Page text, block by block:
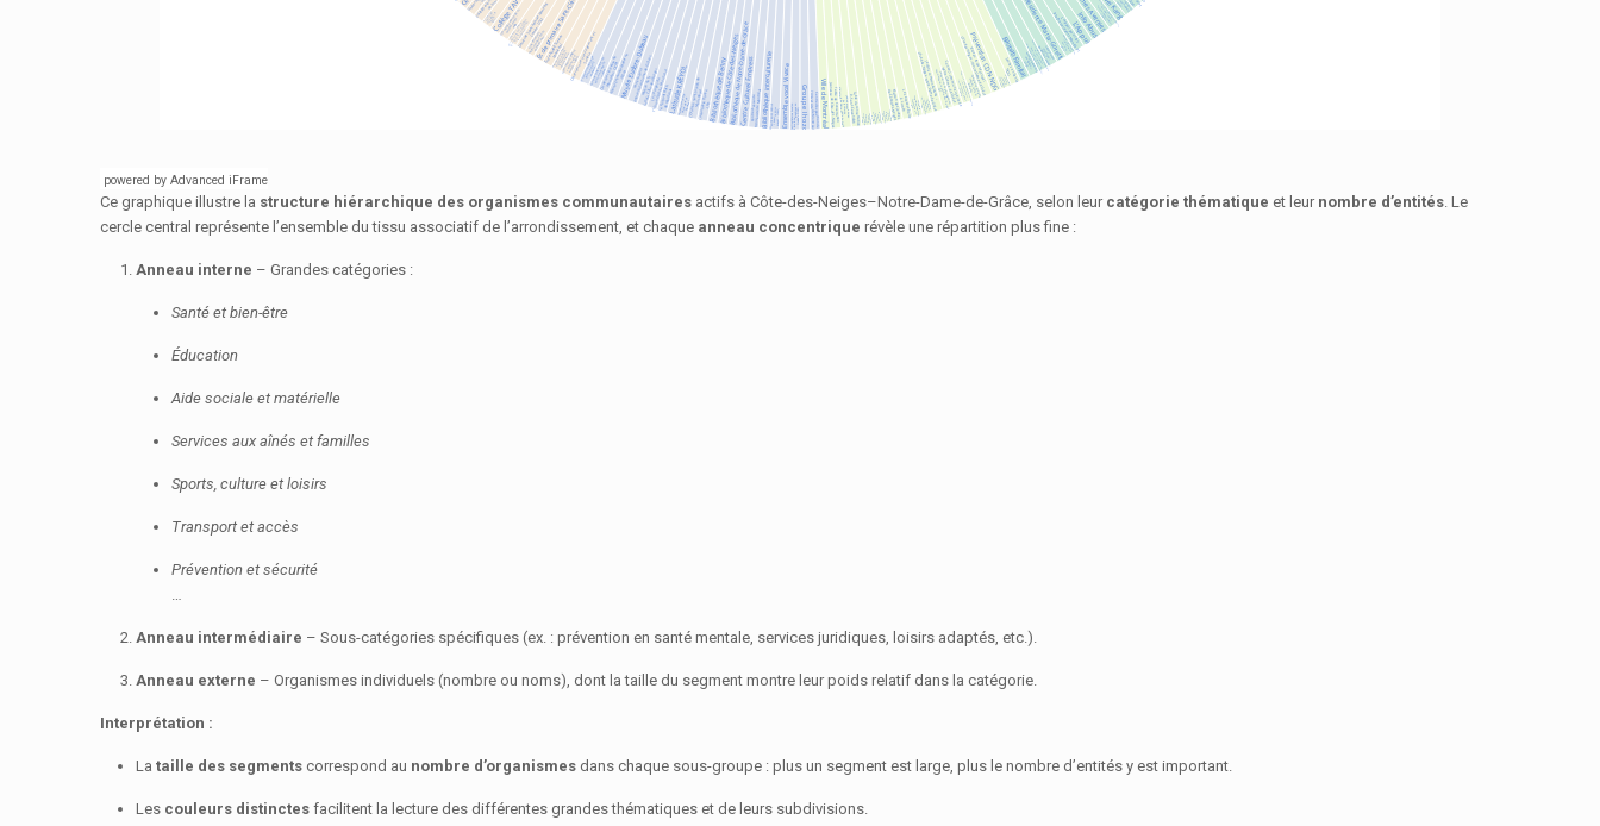
powered by Advanced iFrame
Ce graphique illustre la structure hiérarchique des organismes communautaires actifs à Côte‑des‑Neiges–Notre‑Dame‑de‑Grâce, selon leur catégorie thématique et leur nombre d’entités. Le
cercle central représente l’ensemble du tissu associatif de l’arrondissement, et chaque anneau concentrique révèle une répartition plus fine :
Anneau interne – Grandes catégories :
Santé et bien-être
Éducation
Aide sociale et matérielle
Services aux aînés et familles
Sports, culture et loisirs
Transport et accès
Prévention et sécurité
…
Anneau intermédiaire – Sous-catégories spécifiques (ex. : prévention en santé mentale, services juridiques, loisirs adaptés, etc.).
Anneau externe – Organismes individuels (nombre ou noms), dont la taille du segment montre leur poids relatif dans la catégorie.
Interprétation :
La taille des segments correspond au nombre d’organismes dans chaque sous-groupe : plus un segment est large, plus le nombre d’entités y est important.
Les couleurs distinctes facilitent la lecture des différentes grandes thématiques et de leurs subdivisions.